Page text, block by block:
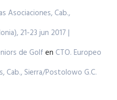
Asociaciones, Cab.,
21-23 jun 2017 |
de Golf en CTO. Europeo
Cab., Sierra/Postolowo G.C.